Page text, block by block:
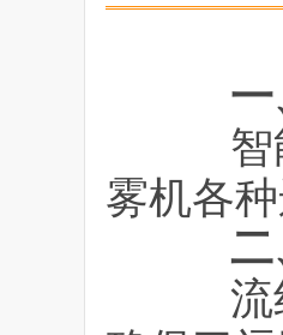
一、
智能
雾机各种
二、
流线